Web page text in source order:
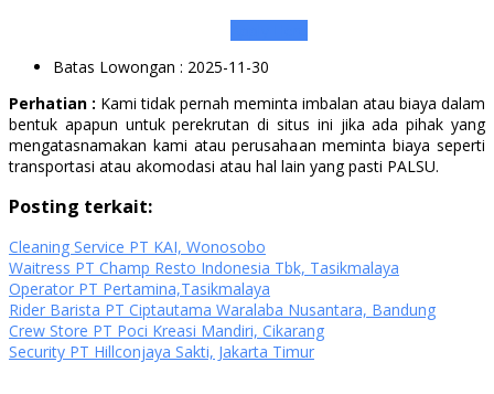
Batas Lowongan : 2025-11-30
Perhatian : Kami tidak pernah meminta imbalan atau biaya dalam
bentuk apapun untuk perekrutan di situs ini jika ada pihak yang
mengatasnamakan kami atau perusahaan meminta biaya seperti
transportasi atau akomodasi atau hal lain yang pasti PALSU.
Posting terkait:
Cleaning Service PT KAI, Wonosobo
Waitress PT Champ Resto Indonesia Tbk, Tasikmalaya
Operator PT Pertamina,Tasikmalaya
Rider Barista PT Ciptautama Waralaba Nusantara, Bandung
Crew Store PT Poci Kreasi Mandiri, Cikarang
Security PT Hillconjaya Sakti, Jakarta Timur